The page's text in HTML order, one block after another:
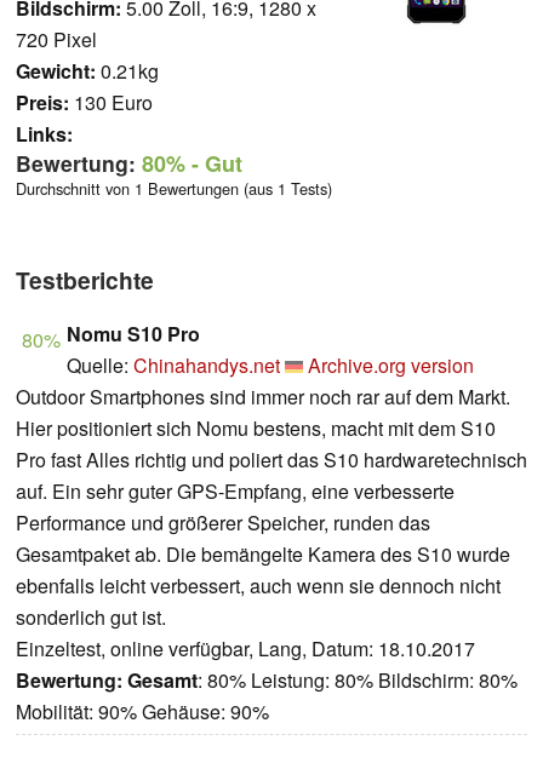
Bildschirm: 5.00 Zoll, 16:9, 1280 x
720 Pixel
Gewicht: 0.21kg
Preis: 130 Euro
Links:
Bewertung: 80%- Gut
Durchschnitt von 1 Bewertungen (aus 1 Tests)
Testberichte
80% Nomu S10 Pro
Quelle: Chinahandys.net
Archive.org version
Outdoor Smartphones sind immer noch rar auf dem Markt.
Hier positioniert sich Nomu bestens, macht mit dem S10
Pro fast Alles richtig und poliert das S10 hardwaretechnisch
auf. Ein sehr guter GPS-Empfang, eine verbesserte
Performance und größerer Speicher, runden das
Gesamtpaket ab. Die bemängelte Kamera des S10 wurde
ebenfalls leicht verbessert, auch wenn sie dennoch nicht
sonderlich gut ist.
Einzeltest, online verfügbar, Lang, Datum: 18.10.2017
Bewertung: Gesamt: 80% Leistung: 80% Bildschirm: 80%
Mobilität: 90% Gehäuse: 90%